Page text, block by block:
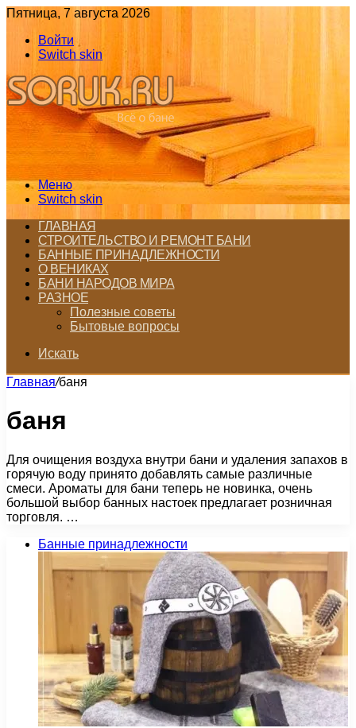
Пятница, 7 августа 2026
Войти
Switch skin
Меню
Switch skin
ГЛАВНАЯ
СТРОИТЕЛЬСТВО И РЕМОНТ БАНИ
БАННЫЕ ПРИНАДЛЕЖНОСТИ
О ВЕНИКАХ
БАНИ НАРОДОВ МИРА
РАЗНОЕ
Полезные советы
Бытовые вопросы
Искать
Главная/баня
баня
Для очищения воздуха внутри бани и удаления запахов в
горячую воду принято добавлять самые различные
смеси. Ароматы для бани теперь не новинка, очень
большой выбор банных настоек предлагает розничная
торговля. …
Банные принадлежности